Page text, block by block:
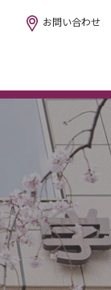
お問い合わせ